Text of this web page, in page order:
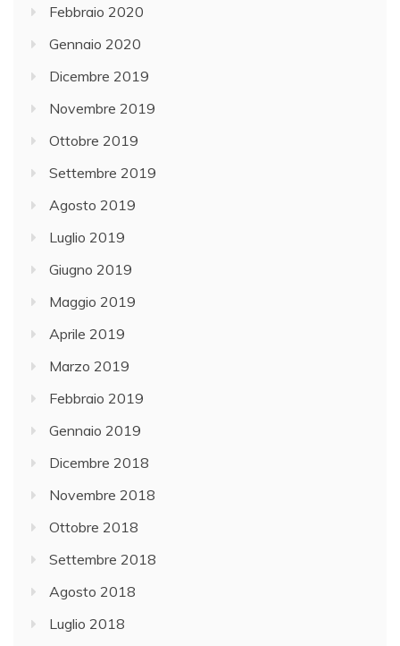
Febbraio 2020
Gennaio 2020
Dicembre 2019
Novembre 2019
Ottobre 2019
Settembre 2019
Agosto 2019
Luglio 2019
Giugno 2019
Maggio 2019
Aprile 2019
Marzo 2019
Febbraio 2019
Gennaio 2019
Dicembre 2018
Novembre 2018
Ottobre 2018
Settembre 2018
Agosto 2018
Luglio 2018